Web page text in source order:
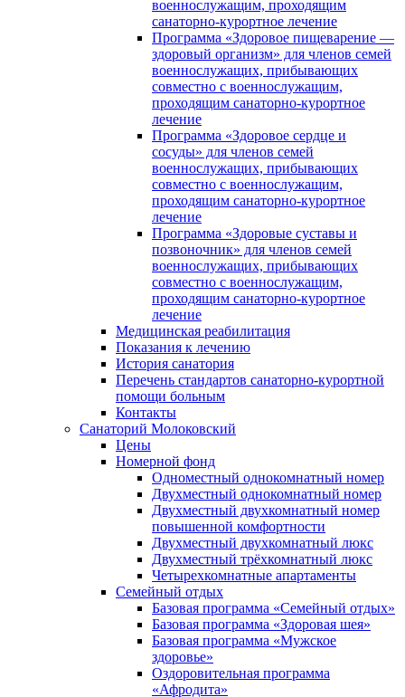
военнослужащим, проходящим
санаторно-курортное лечение
Программа «Здоровое пищеварение —
здоровый организм» для членов семей
военнослужащих, прибывающих
совместно с военнослужащим,
проходящим санаторно-курортное
лечение
Программа «Здоровое сердце и
сосуды» для членов семей
военнослужащих, прибывающих
совместно с военнослужащим,
проходящим санаторно-курортное
лечение
Программа «Здоровые суставы и
позвоночник» для членов семей
военнослужащих, прибывающих
совместно с военнослужащим,
проходящим санаторно-курортное
лечение
Медицинская реабилитация
Показания к лечению
История санатория
Перечень стандартов санаторно-курортной
помощи больным
Контакты
Санаторий Молоковский
Цены
Номерной фонд
Одноместный однокомнатный номер
Двухместный однокомнатный номер
Двухместный двухкомнатный номер
повышенной комфортности
Двухместный двухкомнатный люкс
Двухместный трёхкомнатный люкс
Четырехкомнатные апартаменты
Семейный отдых
Базовая программа «Семейный отдых»
Базовая программа «Здоровая шея»
Базовая программа «Мужское
здоровье»
Оздоровительная программа
«Афродита»